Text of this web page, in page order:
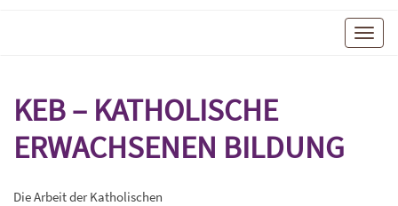
Toggle
KEB – KATHOLISCHE
ERWACHSENEN BILDUNG
Die Arbeit der Katholischen